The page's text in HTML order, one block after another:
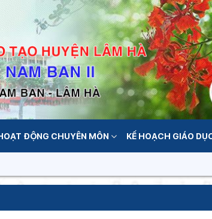
ĐỘNG CHUYÊN MÔN KẾ HOẠCH GIÁO